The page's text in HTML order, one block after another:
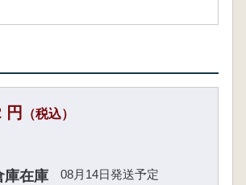
円 （税込）
庫在庫
08月14日発送予定